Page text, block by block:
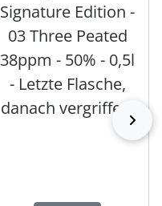
Signature Edition -
03 Three Peated
38ppm - 50% - 0,5l
- Letzte Flasche,
danach vergriffen!